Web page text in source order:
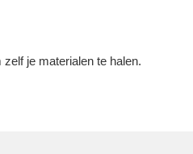
je materialen te halen.